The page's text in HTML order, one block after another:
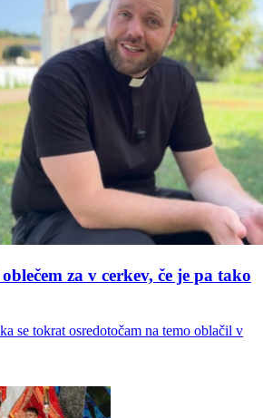
za v cerkev, če je pa tako
se tokrat osredotočam na temo oblačil v